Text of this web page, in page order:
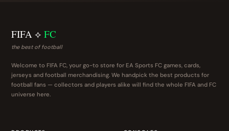
FIFA ⟡ FC
the best of football
Welcome to FIFA FC, your go-to store for EA Sports FC games, cards,
jerseys and football merchandising. We handpick the best products for
football fans — collectors and players alike will find the whole FIFA and FC
universe here.